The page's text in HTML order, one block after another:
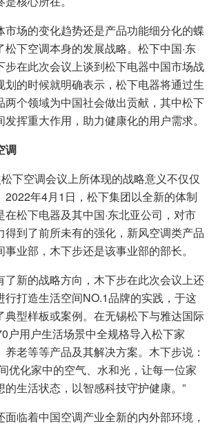
市场的变化趋势还是产品功能细分化的蝶
下空调本身的发展战略。松下中国·东
步在此次会议上谈到松下电器中国市场战
划的时候就明确表示，松下电器将通过生
两个领域为中国社会做出贡献，其中松下
挥重大作用，助力健康化的用户需求。
调
下空调会议上所体现的战略意义不仅仅
2022年4月1日，松下集团以全新的体制
松下电器及其中国·东北亚公司，对市
得到了前所未有的强化，新风空调类产品
业部，木下步还是该事业部的部长。
了新的战略方向，木下步在此次会议上还
行打造生活空间NO.1品牌的实践，于这
典型样板或案例。在无锡松下与雅达国际
户用户生活场景中全规格导入松下家
老等等产品及其解决方案。木下步说：
优化家中的空气、水和光，让每一位家
的生活状态，以智感科技守护健康。”
临着中国空调产业全新的内外部环境，